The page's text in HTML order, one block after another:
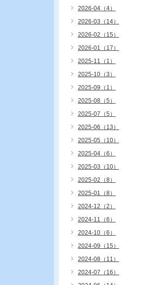
2026-04（4）
2026-03（14）
2026-02（15）
2026-01（17）
2025-11（1）
2025-10（3）
2025-09（1）
2025-08（5）
2025-07（5）
2025-06（13）
2025-05（10）
2025-04（6）
2025-03（10）
2025-02（8）
2025-01（8）
2024-12（2）
2024-11（6）
2024-10（6）
2024-09（15）
2024-08（11）
2024-07（16）